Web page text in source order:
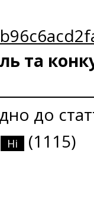
та
до
Ні (1115)